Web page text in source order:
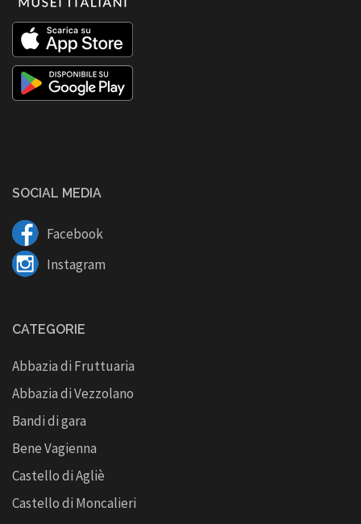
SOCIAL MEDIA
Facebook
Instagram
CATEGORIE
Abbazia di Fruttuaria
Abbazia di Vezzolano
Bandi di gara
Bene Vagienna
Castello di Agliè
Castello di Moncalieri